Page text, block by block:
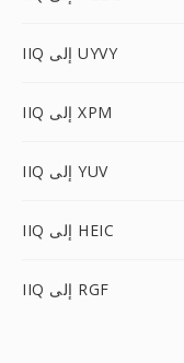
IIQ إلى UYVY
IIQ إلى XPM
IIQ إلى YUV
IIQ إلى HEIC
IIQ إلى RGF